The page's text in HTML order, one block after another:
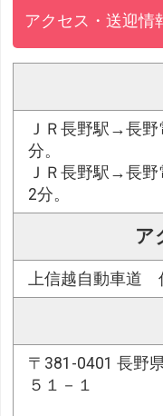
アクセス・送迎情
ＪＲ長野駅→長野
分。
ＪＲ長野駅→長野
2分。
ア
上信越自動車道
〒381-0401 長野
５１－１